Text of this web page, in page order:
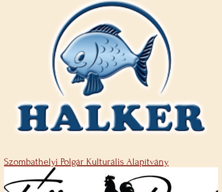
Szombathelyi Polgár Kulturális Alapítvány